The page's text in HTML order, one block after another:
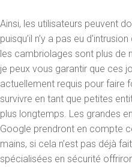
Ainsi, les utilisateurs peuvent
puisqu’il n’y a pas eu
les cambriolages sont plus de
je peux vous garantir que ces
actuellement requis pour faire
survivre en tant que petites
plus longtemps. Les grandes
Google prendront en compte
mains, si cela n’est pas déjà
spécialisées en sécurité